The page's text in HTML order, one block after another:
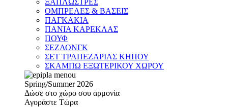
ΟΜΠΡΕΛΕΣ & ΒΑΣΕΙΣ
ΠΑΓΚΑΚΙΑ
ΠΑΝΙΑ ΚΑΡΕΚΛΑΣ
ΠΟΥΦ
ΣΕΖΛΟΝΓΚ
ΣΕΤ ΤΡΑΠΕΖΑΡΙΑΣ ΚΗΠΟΥ
ΣΚΑΜΠΩ ΕΞΩΤΕΡΙΚΟΥ ΧΩΡΟΥ
Spring/Summer 2026
Δώσε στο χώρο σου αρμονία
Αγοράστε Τώρα